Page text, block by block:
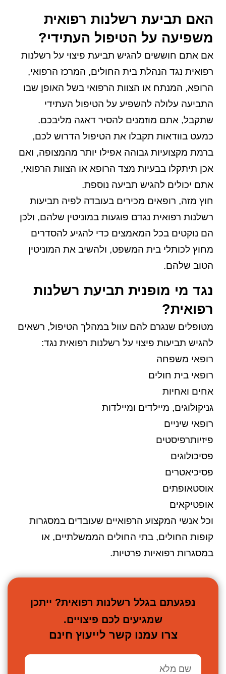
האם תביעת רשלנות רפואית
משפיעה על הטיפול העתידי?
אם אתם חוששים להגיש תביעת פיצוי על רשלנות
רפואית נגד הנהלת בית החולים, המרכז הרפואי,
הרופא, המנתח או הצוות הרפואי בשל האופן שבו
התביעה עלולה להשפיע על הטיפול העתידי
שתקבל, אתם מוזמנים להסיר דאגה מליבכם.
כמעט בוודאות תקבלו את הטיפול הדרוש לכם,
ברמת מקצועיות גבוהה אפילו יותר מהמצופה, ואם
אכן תיתקלו בבעיות מצד הרופא או הצוות הרפואי,
אתם יכולים להגיש תביעה נוספת.
חוץ מזה, רופאים מכירים בעובדה לפיה תביעות
רשלנות רפואית נגדם פוגעות במוניטין שלהם, ולכן
הם נוקטים בכל המאמצים כדי להגיע להסדרים
מחוץ לכותלי בית המשפט, ולהשיב את המוניטין
הטוב שלהם.
נגד מי מופנית תביעת רשלנות
רפואית?
מטופלים שנגרם להם עוול במהלך הטיפול, רשאים
להגיש תביעות פיצוי על רשלנות רפואית נגד:
רופאי משפחה
רופאי בית חולים
אחים ואחיות
גניקולוגים, מיילדים ומיילדות
רופאי שיניים
פיזיותרפיסטים
פסיכולוגים
פסיכיאטרים
אוסטאופתים
אופטיקאים
וכל אנשי המקצוע הרפואיים שעובדים במסגרות
קופות החולים, בתי החולים הממשלתיים, או
במסגרות רפואיות פרטיות.
נפגעתם בגלל רשלנות רפואית? ייתכן
שמגיעים לכם פיצויים.
צרו עמנו קשר לייעוץ חינם